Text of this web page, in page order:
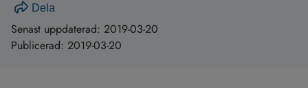
Dela
Senast uppdaterad: 2019-03-20
Publicerad: 2019-03-20